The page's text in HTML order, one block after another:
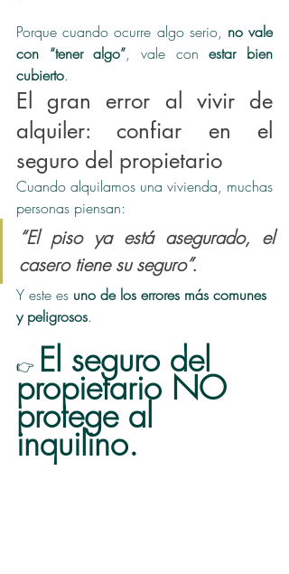
Porque cuando ocurre algo serio, no vale
con “tener algo”, vale con estar bien
cubierto.
El gran error al vivir de
alquiler: confiar en el
seguro del propietario
Cuando alquilamos una vivienda, muchas
personas piensan:
“El piso ya está asegurado, el
casero tiene su seguro”.
Y este es uno de los errores más comunes
y peligrosos.
👉 El seguro del
propietario NO
protege al
inquilino.